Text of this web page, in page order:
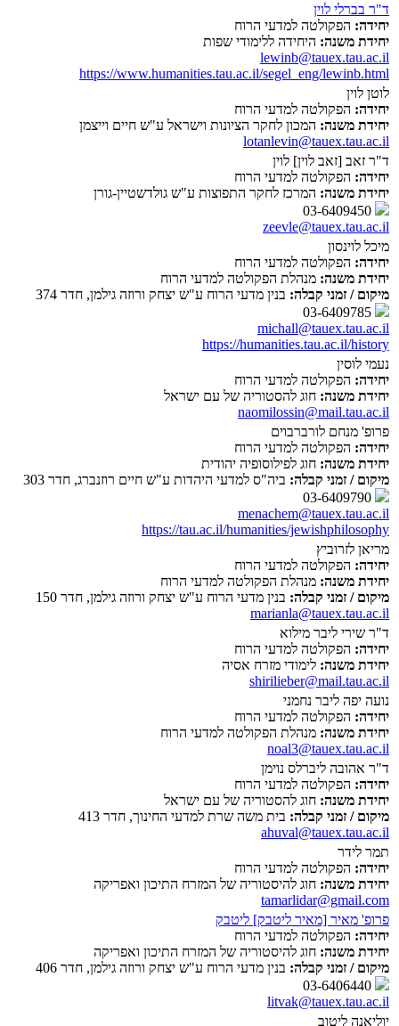
ד"ר בברלי לוין
יחידה: הפקולטה למדעי הרוח
יחידת משנה: היחידה ללימודי שפות
lewinb@tauex.tau.ac.il
https://www.humanities.tau.ac.il/segel_eng/lewinb.html
לוטן לוין
יחידה: הפקולטה למדעי הרוח
יחידת משנה: המכון לחקר הציונות וישראל ע"ש חיים וייצמן
lotanlevin@tauex.tau.ac.il
ד"ר זאב [זאב לוין] לוין
יחידה: הפקולטה למדעי הרוח
יחידת משנה: המרכז לחקר התפוצות ע"ש גולדשטיין-גורן
zeevle@tauex.tau.ac.il
מיכל לוינסון
יחידה: הפקולטה למדעי הרוח
יחידת משנה: מנהלת הפקולטה למדעי הרוח
מיקום / זמני קבלה: בנין מדעי הרוח ע"ש יצחק ורוזה גילמן, חדר 374
michall@tauex.tau.ac.il
https://humanities.tau.ac.il/history
נעמי לוסין
יחידה: הפקולטה למדעי הרוח
יחידת משנה: חוג להסטוריה של עם ישראל
naomilossin@mail.tau.ac.il
פרופ' מנחם לורברבוים
יחידה: הפקולטה למדעי הרוח
יחידת משנה: חוג לפילוסופיה יהודית
מיקום / זמני קבלה: ביה"ס למדעי היהדות ע"ש חיים רוזנברג, חדר 303
menachem@tauex.tau.ac.il
https://tau.ac.il/humanities/jewishphilosophy
מריאן לזרוביץ
יחידה: הפקולטה למדעי הרוח
יחידת משנה: מנהלת הפקולטה למדעי הרוח
מיקום / זמני קבלה: בנין מדעי הרוח ע"ש יצחק ורוזה גילמן, חדר 150
marianla@tauex.tau.ac.il
ד"ר שירי ליבר מילוא
יחידה: הפקולטה למדעי הרוח
יחידת משנה: לימודי מזרח אסיה
shirilieber@mail.tau.ac.il
נועה יפה ליבר נחמני
יחידה: הפקולטה למדעי הרוח
יחידת משנה: מנהלת הפקולטה למדעי הרוח
noal3@tauex.tau.ac.il
ד"ר אהובה ליברלס נוימן
יחידה: הפקולטה למדעי הרוח
יחידת משנה: חוג להסטוריה של עם ישראל
מיקום / זמני קבלה: בית משה שרת למדעי החינוך, חדר 413
ahuval@tauex.tau.ac.il
תמר לידר
יחידה: הפקולטה למדעי הרוח
יחידת משנה: חוג להיסטוריה של המזרח התיכון ואפריקה
tamarlidar@gmail.com
פרופ' מאיר [מאיר ליטבק] ליטבק
יחידה: הפקולטה למדעי הרוח
יחידת משנה: חוג להיסטוריה של המזרח התיכון ואפריקה
מיקום / זמני קבלה: בנין מדעי הרוח ע"ש יצחק ורוזה גילמן, חדר 406
litvak@tauex.tau.ac.il
יוליאנה ליטוב